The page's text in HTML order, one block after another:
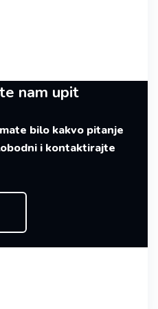
nam upit
bilo kakvo pitanje
i kontaktirajte